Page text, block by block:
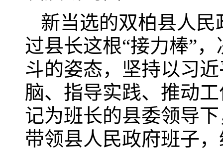
新当选的双柏县人
过县长这根“接力棒”
斗的姿态，坚持以习
脑、指导实践、推动
记为班长的县委领导
带领县人民政府班子